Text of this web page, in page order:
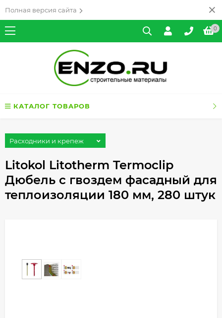
Полная версия сайта
0
КАТАЛОГ ТОВАРОВ
Расходники и крепеж
Litokol Litotherm Termoclip
Дюбель с гвоздем фасадный для
теплоизоляции 180 мм, 280 штук